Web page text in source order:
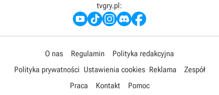
tvgry.pl:
O nas Regulamin
Polityka redakcyjna
Polityka prywatności Ustawienia cookies Reklama
Zespół
Praca
Kontakt Pomoc